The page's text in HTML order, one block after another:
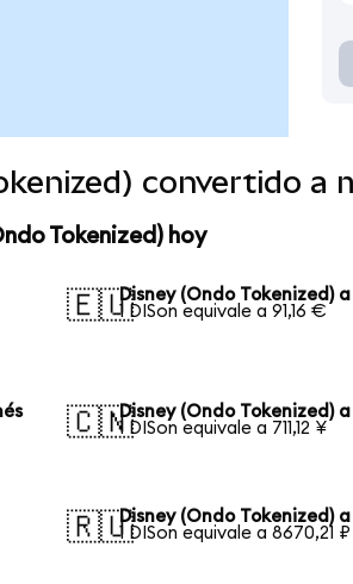
convertido a
Tokenized) hoy
🇪🇺Disney (Ondo Tokenized) a
1 DISon equivale a 91,16 €
🇨🇳Disney (Ondo Tokenized)
1 DISon equivale a 711,12 ¥
🇷🇺Disney (Ondo Tokenized)
1 DISon equivale a 8670,21 ₽